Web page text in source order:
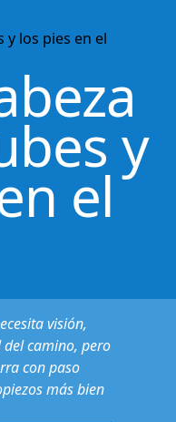
y
el
visión,
camino, pero
con paso
más bien